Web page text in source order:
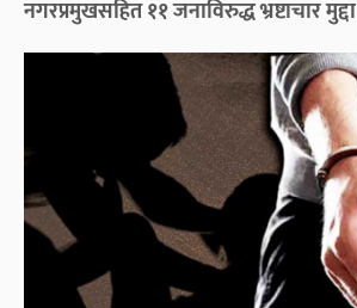
नगरप्रमुखसहित ११ जनाविरुद्ध भ्रष्टाचार मुद्दा